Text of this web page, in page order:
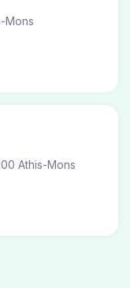
Mons
Athis-Mons